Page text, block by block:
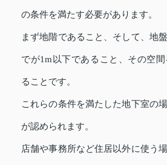
の条件を満たす必要があります。
まず地階であること、そして、地
でが1m以下であること、その空
ることです。
これらの条件を満たした地下室の
が認められます。
店舗や事務所など住居以外に使う